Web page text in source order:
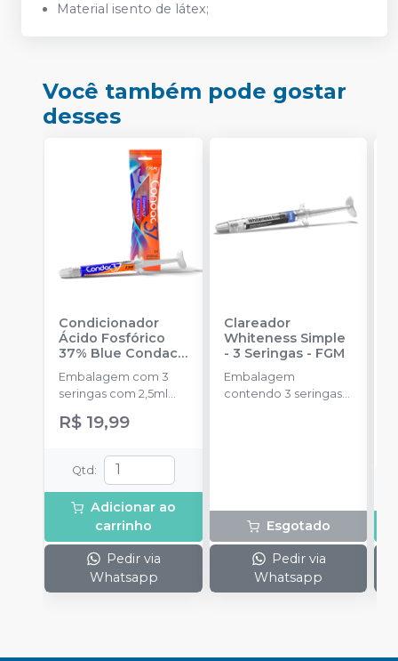
Material isento de látex;
Você também pode gostar
desses
Condicionador
Ácido Fosfórico
37% Blue Condac-
FGM
Embalagem com 3
seringas com 2,5ml
cada uma e 3
ponteiras para
R$ 19,99
Qtd :
Adicionar ao
carrinho
Pedir via
Whatsapp
Clareador
Whiteness Simple
- 3 Seringas- FGM
Embalagem
contendo 3 seringas
Esgotado
Pedir via
Whatsapp